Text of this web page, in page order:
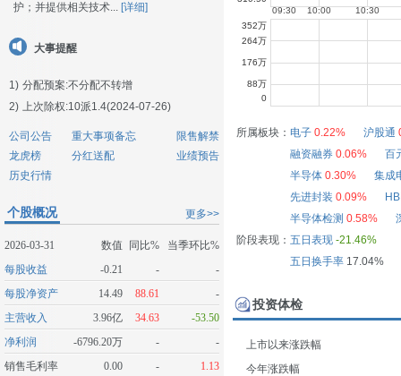
护；并提供相关技术... [详细]
大事提醒
1) 分配预案:不分配不转增
2) 上次除权:10派1.4(2024-07-26)
公司公告 重大事项备忘
限售解禁
龙虎榜
分红送配
业绩预告
历史行情
更多>>
个股概况
2026-03-31 数值 同比%
当季环比%
每股收益
-0.21 -
-
每股净资产
14.49 88.61
-
主营收入
3.96亿 34.63
-53.50
净利润
-6796.20万 -
-
销售毛利率
0.00 - 1.13
所属板块： 电子 0.22% 沪股通
融资融券 0.06%
百
半导体 0.30%
集成
先进封装 0.09%
半导体检测 0.58%
阶段表现： 五日表现 -21.46%
五日换手率17.04%
投资体检
上市以来涨跌幅
今年涨跌幅